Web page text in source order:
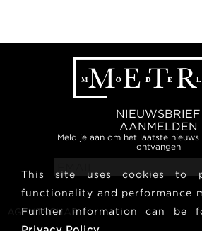
NIEUWSBRIEF
AANMELDEN
Meld je aan om het laatste
ontvangen
AGENTSCHAP
This site uses cookies to
functionality and performance
Further information can be